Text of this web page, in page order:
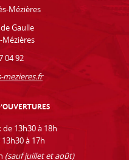
Mézières
Gaulle
Mézières
04 92
mezieres.fr
de 13h30 à 18h
13h30 à 17h
(sauf juillet et août)